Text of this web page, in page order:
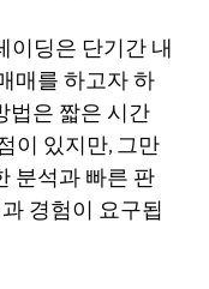
이딩은 단기간 내
매를 하고자 하
법은 짧은 시간
이 있지만, 그만
분석과 빠른 판
경험이 요구됩